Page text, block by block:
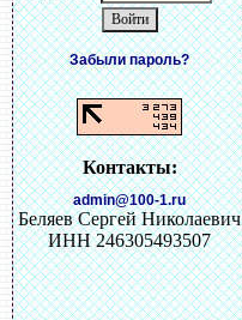
Забыли пароль?
Контакты:
admin@100-1.ru
Беляев Сергей Николаевич
ИНН 246305493507